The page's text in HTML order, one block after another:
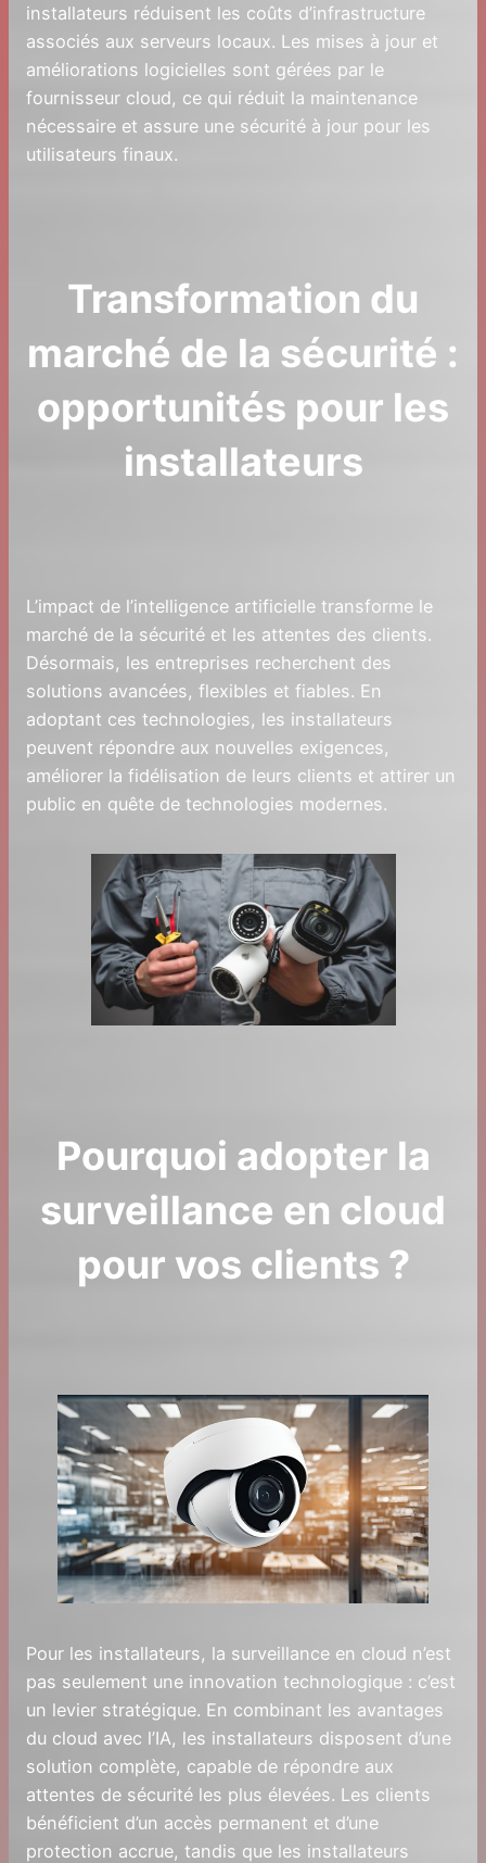
installateurs réduisent les coûts d’infrastructure
associés aux serveurs locaux. Les mises à jour et
améliorations logicielles sont gérées par le
fournisseur cloud, ce qui réduit la maintenance
nécessaire et assure une sécurité à jour pour les
utilisateurs finaux.
Transformation du
marché de la sécurité :
opportunités pour les
installateurs
L’impact de l’intelligence artificielle transforme le
marché de la sécurité et les attentes des clients.
Désormais, les entreprises recherchent des
solutions avancées, flexibles et fiables. En
adoptant ces technologies, les installateurs
peuvent répondre aux nouvelles exigences,
améliorer la fidélisation de leurs clients et attirer un
public en quête de technologies modernes.
Pourquoi adopter la
surveillance en cloud
pour vos clients ?
Pour les installateurs, la surveillance en cloud n’est
pas seulement une innovation technologique : c’est
un levier stratégique. En combinant les avantages
du cloud avec l’IA, les installateurs disposent d’une
solution complète, capable de répondre aux
attentes de sécurité les plus élevées. Les clients
bénéficient d’un accès permanent et d’une
protection accrue, tandis que les installateurs